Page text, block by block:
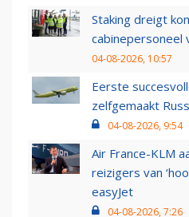
Staking dreigt
cabinepersoneel
04-08-2026, 10:57
Eerste
zelfgemaakt
04-08-2026, 9:54
Air France-KLM
reizigers van
easyJet
04-08-2026, 7:26